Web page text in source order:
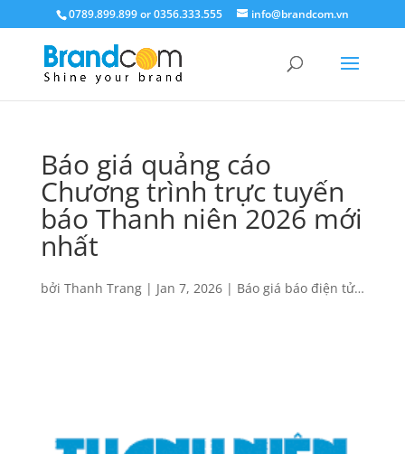
0789.899.899 or 0356.333.555 info@brandcom.vn
Báo giá quảng cáo
Chương trình trực tuyến
báo Thanh niên 2026 mới
nhất
bởi Thanh Trang| Jan 7, 2026| Báo giá báo điện tử,